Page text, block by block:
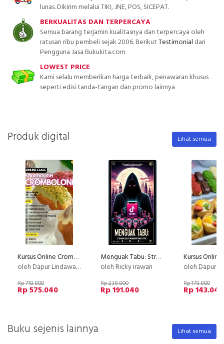
lunas. Dikirim melalui TIKI, JNE, POS, SICEPAT.
BERKUALITAS DAN TERPERCAYA
Semua barang terjamin kualitasnya dan terpercaya oleh
ratusan ribu pembeli sejak 2006. BerikutTestimonial dari
Pengguna Jasa Bukukita.com
LOWEST PRICE
Kami selalu memberikan harga terbaik, penawaran khusus
seperti edisi tanda-tangan dan promo lainnya
Produk digital Lihat semua
Kursus Online Cromboloni PU
oleh Dapur Lindawaty
Rp 718.800
Rp 575.040
Menguak Tabu: Strategi Gelap Mengoptimalkan TikTok Shop
oleh Ricky irawan
Rp 238.800
Rp 191.040
oleh Dapur
Rp 178.800
Rp 143.040
Buku sejenis lainnya Lihat semua